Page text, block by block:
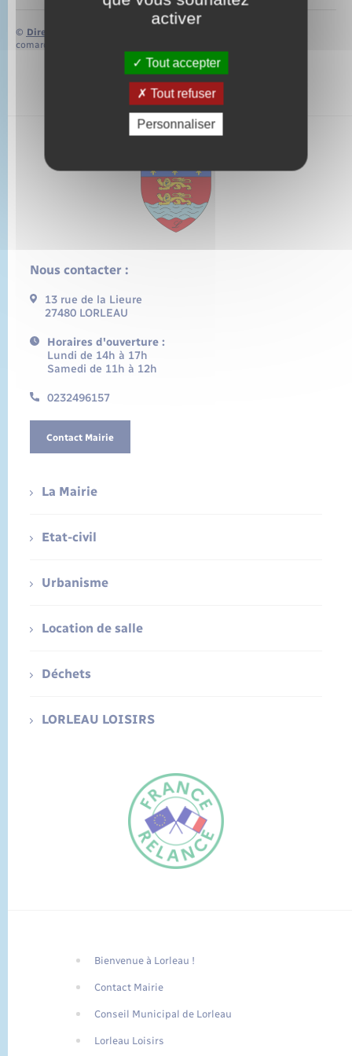
Traduction du
FR
© Direction de l’information légale et administrative
comarquage developpé par
Nous contacter :
13 rue de la Lieure
27480 LORLEAU
Horaires d'ouverture :
Lundi de 14h à 17h
Samedi de 11h à 12h
0232496157
Contact Mairie
La Mairie
Etat-civil
Urbanisme
Location de salle
Déchets
LORLEAU LOISIRS
Bienvenue à Lorleau !
Contact Mairie
Conseil Municipal de Lorleau
Lorleau Loisirs
activer
Tout accepter
Tout refuser
Personnaliser